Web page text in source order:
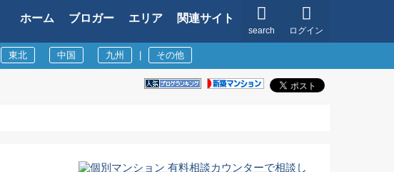
ログイン
search
ホーム ブロガー エリア 関連サイト
東北 中国 九州 その他